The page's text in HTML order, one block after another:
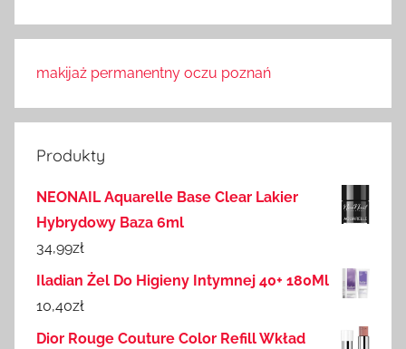
makijaż permanentny oczu poznań
Produkty
NEONAIL Aquarelle Base Clear Lakier
Hybrydowy Baza 6ml
34,99zł
Iladian Żel Do Higieny Intymnej 40+ 180Ml
10,40zł
Dior Rouge Couture Color Refill Wkład